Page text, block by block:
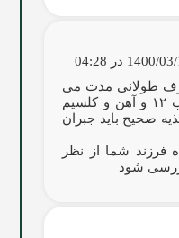
03/11 در 04:28
طولانی مدت می
تواند سبب کاهش جذب ب ۱۲ و آهن و کلسیم
صحیح باید جبران
فرزند شما از نظر
شود